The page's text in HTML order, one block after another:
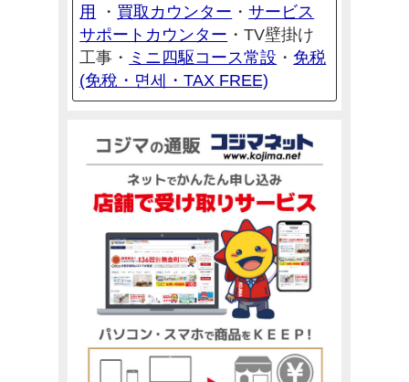
用
・ 買取カウンター ・サービス
サポートカウンター ・TV壁掛け
工事・ ミニ四駆コース常設 ・ 免税
(免稅・면세・TAX FREE)